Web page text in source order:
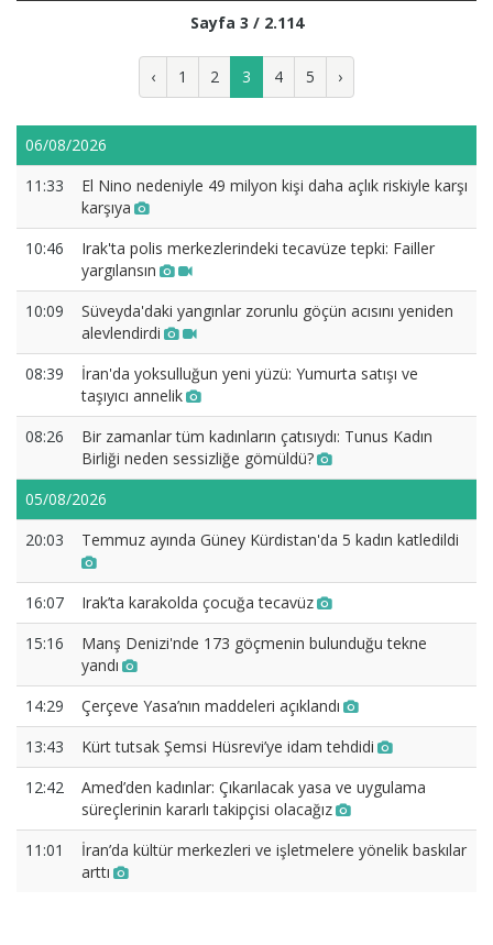
Sayfa 3 / 2.114
‹ 1 2 3 4 5 ›
06/08/2026
11:33
El Nino nedeniyle 49 milyon kişi daha açlık riskiyle karşı
karşıya
10:46
Irak'ta polis merkezlerindeki tecavüze tepki: Failler
yargılansın
10:09
Süveyda'daki yangınlar zorunlu göçün acısını yeniden
alevlendirdi
08:39
İran'da yoksulluğun yeni yüzü: Yumurta satışı ve
taşıyıcı annelik
08:26
Bir zamanlar tüm kadınların çatısıydı: Tunus Kadın
Birliği neden sessizliğe gömüldü?
05/08/2026
20:03
Temmuz ayında Güney Kürdistan'da 5 kadın katledildi
16:07
Irak’ta karakolda çocuğa tecavüz
15:16
Manş Denizi'nde 173 göçmenin bulunduğu tekne
yandı
14:29
Çerçeve Yasa’nın maddeleri açıklandı
13:43
Kürt tutsak Şemsi Hüsrevi’ye idam tehdidi
12:42
Amed’den kadınlar: Çıkarılacak yasa ve uygulama
süreçlerinin kararlı takipçisi olacağız
11:01
İran’da kültür merkezleri ve işletmelere yönelik baskılar
arttı